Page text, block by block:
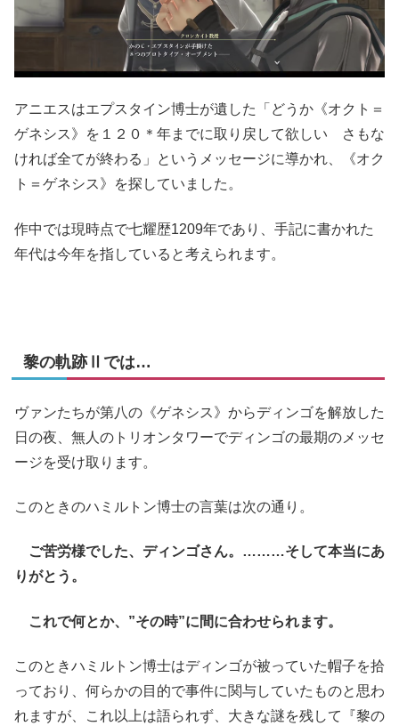
アニエスはエプスタイン博士が遺した「どうか《オクト＝
ゲネシス》を１２０＊年までに取り戻して欲しい さもな
ければ全てが終わる」というメッセージに導かれ、《オク
ト＝ゲネシス》を探していました。
作中では現時点で七耀歴1209年であり、手記に書かれた
年代は今年を指していると考えられます。
黎の軌跡Ⅱでは…
ヴァンたちが第八の《ゲネシス》からディンゴを解放した
日の夜、無人のトリオンタワーでディンゴの最期のメッセ
ージを受け取ります。
このときのハミルトン博士の言葉は次の通り。
ご苦労様でした、ディンゴさん。………そして本当にあ
りがとう。
これで何とか、”その時”に間に合わせられます。
このときハミルトン博士はディンゴが被っていた帽子を拾
っており、何らかの目的で事件に関与していたものと思わ
れますが、これ以上は語られず、大きな謎を残して『黎の